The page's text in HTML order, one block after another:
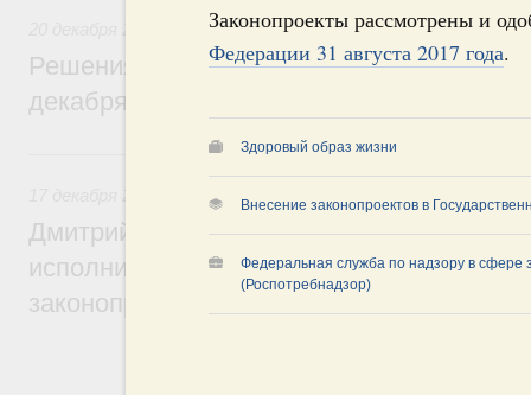
Законопроекты рассмотрены и
Федерации 31 августа 2017 года.
Здоровый образ жизни
Внесение законопроектов в
Федеральная служба по надзору в сфере
(Роспотребнадзор)
Решения, принятые на заседании
декабря 2025 года
17 декабря 2025, среда
Дмитрий Григоренко: Правительство
исполнительскую дисциплину при
законопроектов и актов